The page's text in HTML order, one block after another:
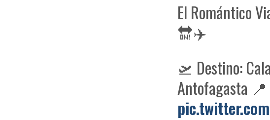
El Romántico
🔛✈️
🛫 Destino:
Antofagasta 📍